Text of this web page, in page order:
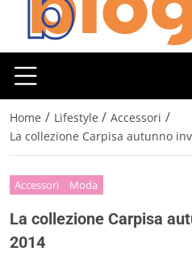
Home / Lifestyle / Accessori /
La collezione Carpisa autunno
Accessori Moda
La collezione Carpisa
2014